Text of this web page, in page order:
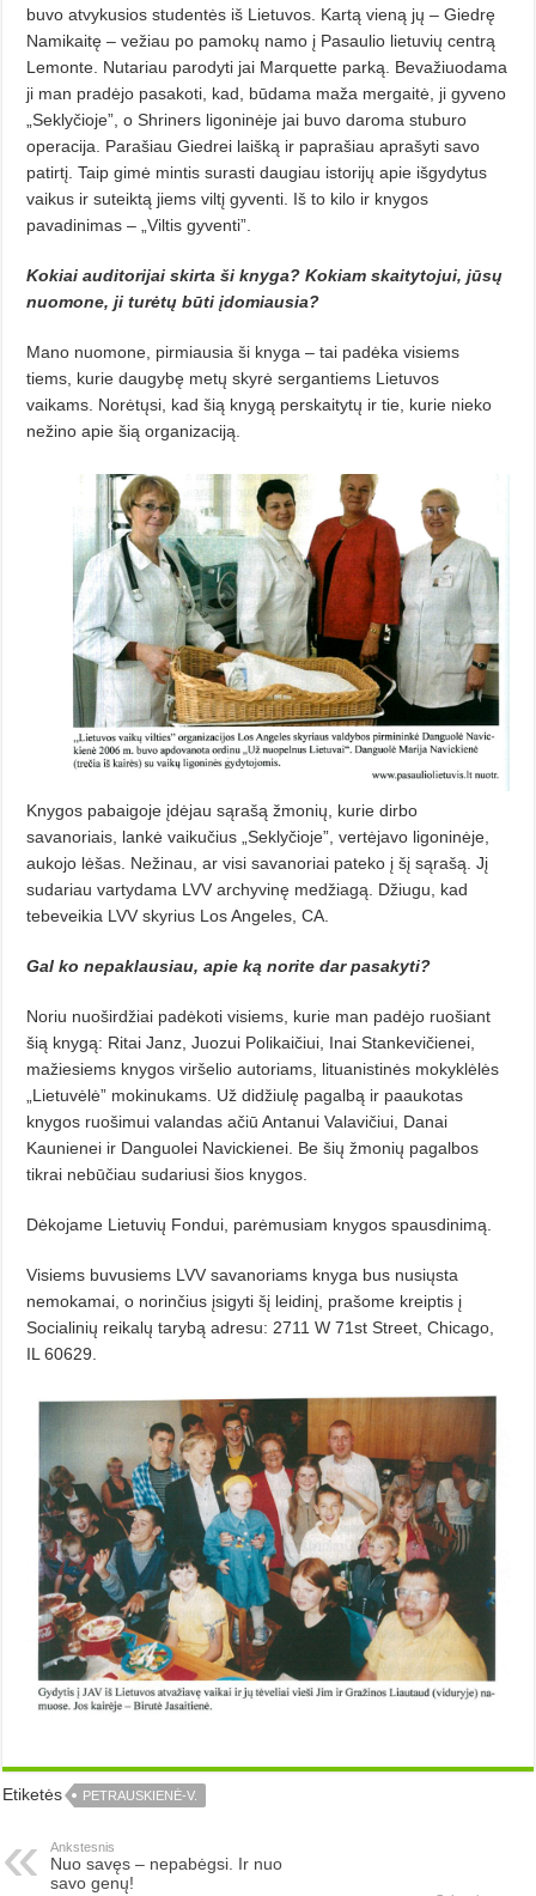
buvo atvykusios studentės iš Lietuvos. Kartą vieną jų – Giedrę
Namikaitę – vežiau po pamokų namo į Pasaulio lietuvių centrą
Lemonte. Nutariau parodyti jai Marquette parką. Bevažiuodama
ji man pradėjo pasakoti, kad, būdama maža mergaitė, ji gyveno
„Seklyčioje”, o Shriners ligoninėje jai buvo daroma stuburo
operacija. Parašiau Giedrei laišką ir paprašiau aprašyti savo
patirtį. Taip gimė mintis surasti daugiau istorijų apie išgydytus
vaikus ir suteiktą jiems viltį gyventi. Iš to kilo ir knygos
pavadinimas – „Viltis gyventi”.
Kokiai auditorijai skirta ši knyga? Kokiam skaitytojui, jūsų
nuomone, ji turėtų būti įdomiausia?
Mano nuomone, pirmiausia ši knyga – tai padėka visiems
tiems, kurie daugybę metų skyrė sergantiems Lietuvos
vaikams. Norėtųsi, kad šią knygą perskaitytų ir tie, kurie nieko
nežino apie šią organizaciją.
Knygos pabaigoje įdėjau sąrašą žmonių, kurie dirbo
savanoriais, lankė vaikučius „Seklyčioje”, vertėjavo ligoninėje,
aukojo lėšas. Nežinau, ar visi savanoriai pateko į šį sąrašą. Jį
sudariau vartydama LVV archyvinę medžiagą. Džiugu, kad
tebeveikia LVV skyrius Los Angeles, CA.
Gal ko nepaklausiau, apie ką norite dar pasakyti?
Noriu nuoširdžiai padėkoti visiems, kurie man padėjo ruošiant
šią knygą: Ritai Janz, Juozui Polikaičiui, Inai Stankevičienei,
mažiesiems knygos viršelio autoriams, lituanistinės mokyklėlės
„Lietuvėlė” mokinukams. Už didžiulę pagalbą ir paaukotas
knygos ruošimui valandas ačiū Antanui Valavičiui, Danai
Kaunienei ir Danguolei Navickienei. Be šių žmonių pagalbos
tikrai nebūčiau sudariusi šios knygos.
Dėkojame Lietuvių Fondui, parėmusiam knygos spausdinimą.
Visiems buvusiems LVV savanoriams knyga bus nusiųsta
nemokamai, o norinčius įsigyti šį leidinį, prašome kreiptis į
Socialinių reikalų tarybą adresu: 2711 W 71st Street, Chicago,
IL 60629.
Etiketės PETRAUSKIENĖ-V.
Ankstesnis
Nuo savęs – nepabėgsi. Ir nuo
savo genų!